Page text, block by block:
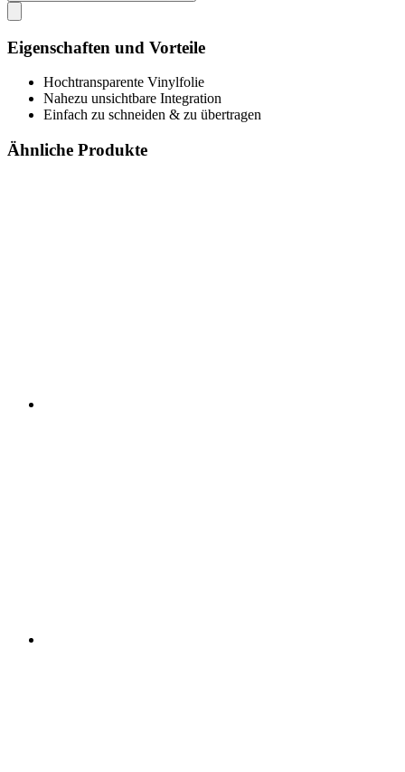
Eigenschaften und Vorteile
Hochtransparente Vinylfolie
Nahezu unsichtbare Integration
Einfach zu schneiden & zu übertragen
Ähnliche Produkte